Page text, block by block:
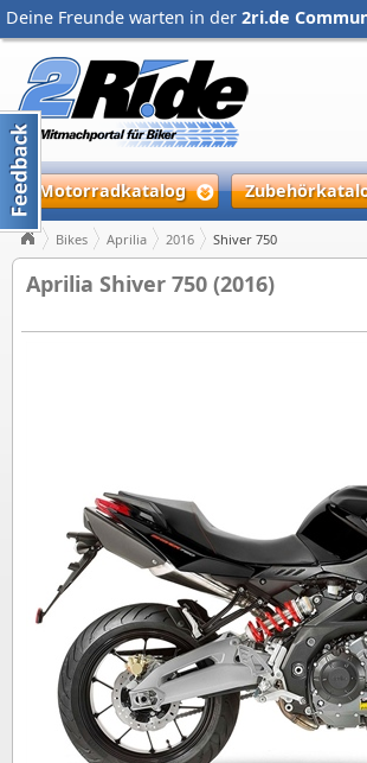
Deine Freunde warten in der 2ri.de
Motorradkatalog
Bikes Aprilia 2016 Shiver 750
Aprilia Shiver 750 (2016)